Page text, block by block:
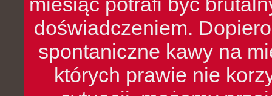
doświadczeniem.
spontaniczne kawy na
których prawie nie